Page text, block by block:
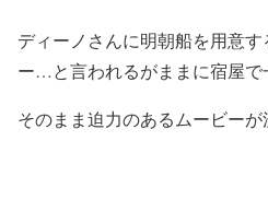
ディーノさんに明朝船を用意
ー…と言われるがままに宿屋で
そのまま迫力のあるムービーが